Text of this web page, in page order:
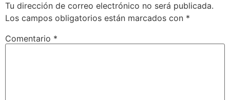
Tu dirección de correo electrónico no será publicada.
Los campos obligatorios están marcados con *
Comentario *